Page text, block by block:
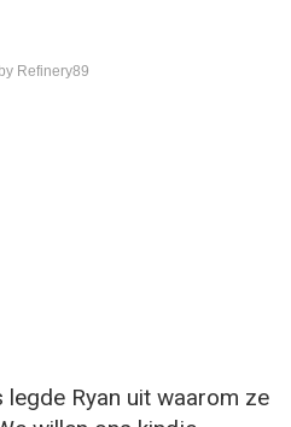
Refinery89
Ryan uit waarom ze